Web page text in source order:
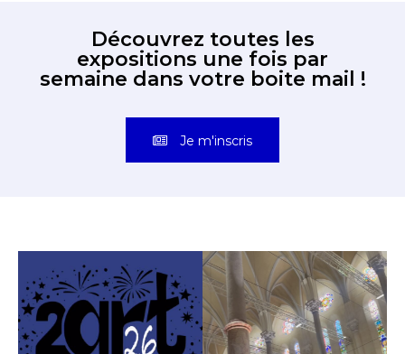
Découvrez toutes les
expositions une fois par
semaine dans votre boite mail !
Je m'inscris